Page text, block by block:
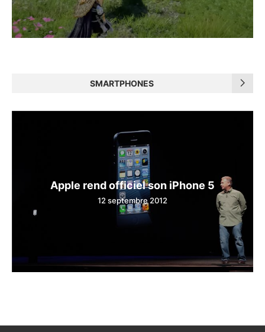
SMARTPHONES
Apple rend officiel son iPhone 5
12 septembre 2012